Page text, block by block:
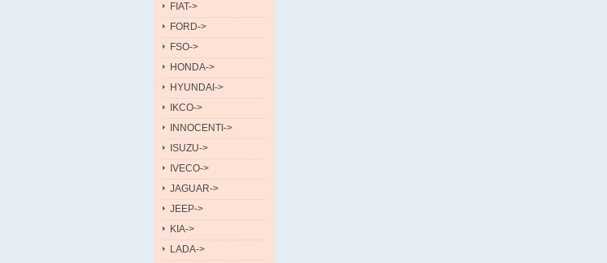
FIAT->
FORD->
FSO->
HONDA->
HYUNDAI->
IKCO->
INNOCENTI->
ISUZU->
IVECO->
JAGUAR->
JEEP->
KIA->
LADA->